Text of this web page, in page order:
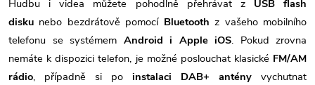
Hudbu i videa můžete pohodlně přehrávat z
USB flash
disku nebo bezdrátově pomocí Bluetooth z vašeho mobilního
telefonu se systémem Android i Apple iOS. Pokud zrovna
nemáte k dispozici telefon, je možné poslouchat klasické FM/AM
rádio, případně si po instalaci DAB+ antény
vychutnat